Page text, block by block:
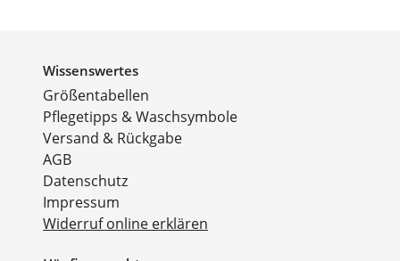
Wissenswertes
Größentabellen
Pflegetipps & Waschsymbole
Versand & Rückgabe
AGB
Datenschutz
Impressum
Widerruf online erklären